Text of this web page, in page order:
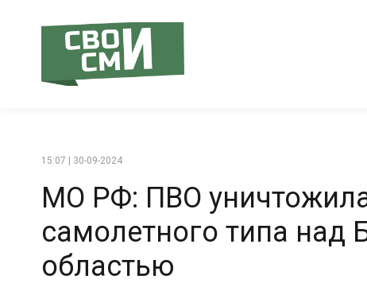
15:07 | 30-09-2024
МО РФ: ПВО
самолетного типа над
областью